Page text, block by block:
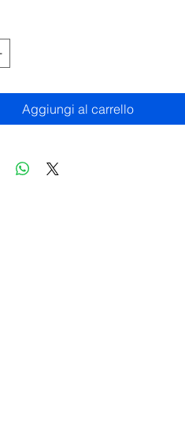
Aggiungi al carrello